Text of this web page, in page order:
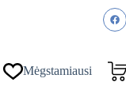
Mėgstamiausi